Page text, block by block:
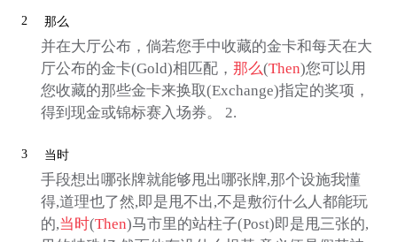
2 那么
并在大厅公布，倘若您手中收藏的金卡和每天在大
厅公布的金卡(Gold)相匹配， 那么(Then)您可以用
您收藏的那些金卡来换取(Exchange)指定的奖项，
得到现金或锦标赛入场券。 2.
3 当时
手段想出哪张牌就能够甩出哪张牌,那个设施我懂
得,道理也了然,即是甩不出,不是敷衍什么人都能玩
的,当时(Then)马市里的站柱子(Post)即是甩三张的,